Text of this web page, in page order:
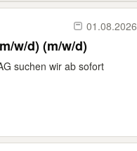
01.08.2026
w/d) (m/w/d)
suchen wir ab sofort